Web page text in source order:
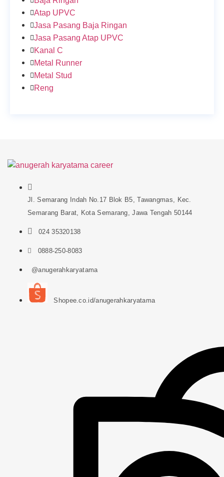
Atap UPVC
Jasa Pasang Baja Ringan
Jasa Pasang Atap UPVC
Kanal C
Metal Runner
Metal Stud
Reng
Jl. Semarang Indah No.17 Blok B5, Tawangmas, Kec.
Semarang Barat, Kota Semarang, Jawa Tengah 50144
024 35320138
0888-250-8083
@anugerahkaryatama
Shopee.co.id/anugerahkaryatama